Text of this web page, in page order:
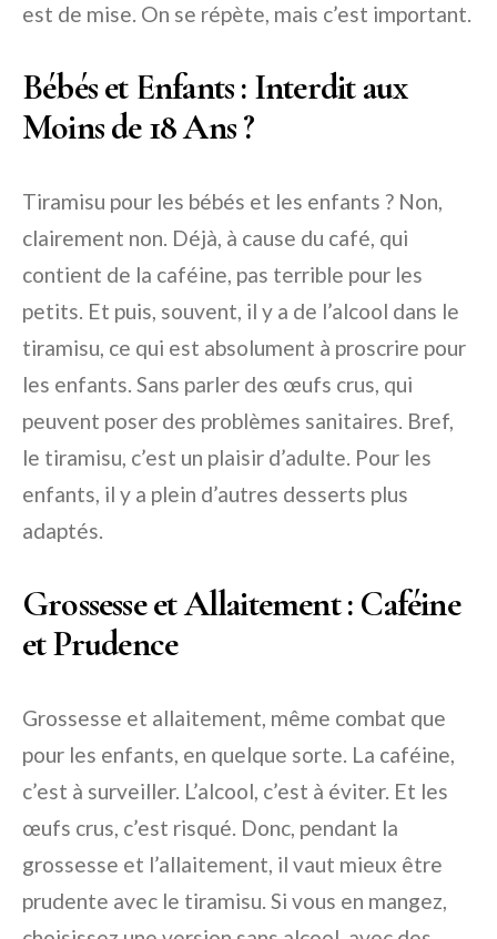
est de mise. On se répète, mais c’est important.
Bébés et Enfants : Interdit aux
Moins de 18 Ans ?
Tiramisu pour les bébés et les enfants ? Non,
clairement non. Déjà, à cause du café, qui
contient de la caféine, pas terrible pour les
petits. Et puis, souvent, il y a de l’alcool dans le
tiramisu, ce qui est absolument à proscrire pour
les enfants. Sans parler des œufs crus, qui
peuvent poser des problèmes sanitaires. Bref,
le tiramisu, c’est un plaisir d’adulte. Pour les
enfants, il y a plein d’autres desserts plus
adaptés.
Grossesse et Allaitement : Caféine
et Prudence
Grossesse et allaitement, même combat que
pour les enfants, en quelque sorte. La caféine,
c’est à surveiller. L’alcool, c’est à éviter. Et les
œufs crus, c’est risqué. Donc, pendant la
grossesse et l’allaitement, il vaut mieux être
prudente avec le tiramisu. Si vous en mangez,